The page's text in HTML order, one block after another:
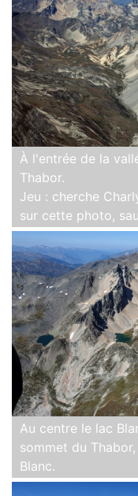
À l'entrée de la
Thabor.
Jeu : cherche
sur cette photo,
Au centre le lac
sommet du
Blanc.